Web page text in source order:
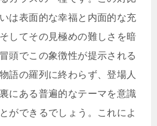
は表面的な幸福と内面的な充
してその見極めの難しさを暗
頭でこの象徴性が提示される
語の羅列に終わらず、登場人
にある普遍的なテーマを意識
ができるでしょう。これによ